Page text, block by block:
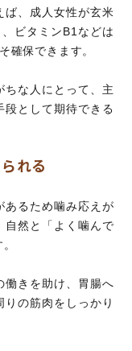
ば、成人女性が玄米
ビタミンB1などは
確保できます。
ちな人にとって、主
段として期待できる
れる
あるため噛み応えが
自然と「よく噛んで
働きを助け、胃腸へ
の筋肉をしっかり